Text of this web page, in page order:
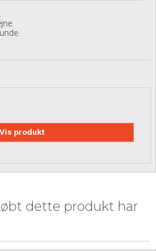
Vis produkt
dette produkt har